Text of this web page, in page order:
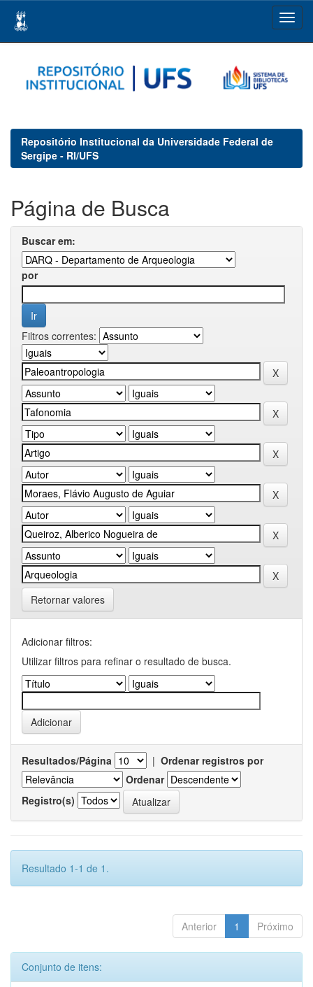
navigation
Repositório Institucional da Universidade Federal de
Sergipe - RI/UFS
Página de Busca
Buscar em:
por
Filtros correntes:
Retornar valores
Adicionar filtros:
Utilizar filtros para refinar o resultado de busca.
Resultados/Página | Ordenar registros por
Ordenar
Registro(s)
Resultado 1-1 de 1.
Anterior 1 Próximo
Conjunto de itens: